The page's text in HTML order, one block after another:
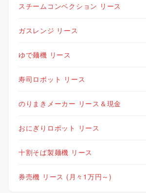
スチームコンベクション リース
ガスレンジ リース
ゆで麺機 リース
寿司ロボット リース
のりまきメーカー リース＆現金
おにぎりロボット リース
十割そば製麺機 リース
券売機 リース (月々1万円～)